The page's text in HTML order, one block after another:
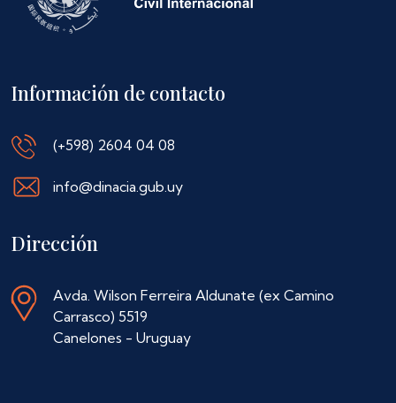
Información de contacto
(+598) 2604 04 08
info@dinacia.gub.uy
Dirección
Avda. Wilson Ferreira Aldunate (ex Camino
Carrasco) 5519
Canelones - Uruguay